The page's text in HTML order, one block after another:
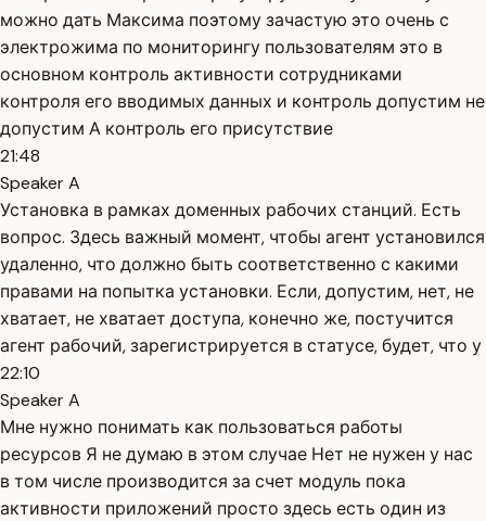
можно дать Максима поэтому зачастую это очень с
электрожима по мониторингу пользователям это в
основном контроль активности сотрудниками
контроля его вводимых данных и контроль допустим не
допустим А контроль его присутствие
21:48
Speaker A
Установка в рамках доменных рабочих станций. Есть
вопрос. Здесь важный момент, чтобы агент установился
удаленно, что должно быть соответственно с какими
правами на попытка установки. Если, допустим, нет, не
хватает, не хватает доступа, конечно же, постучится
агент рабочий, зарегистрируется в статусе, будет, что у
22:10
Speaker A
Мне нужно понимать как пользоваться работы
ресурсов Я не думаю в этом случае Нет не нужен у нас
в том числе производится за счет модуль пока
активности приложений просто здесь есть один из